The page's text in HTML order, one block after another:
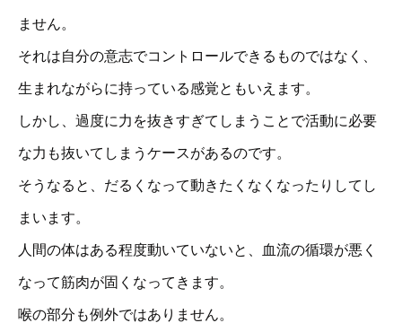
ません。
それは自分の意志でコントロールできるものではなく、
生まれながらに持っている感覚ともいえます。
しかし、過度に力を抜きすぎてしまうことで活動に必要
な力も抜いてしまうケースがあるのです。
そうなると、だるくなって動きたくなくなったりしてし
まいます。
人間の体はある程度動いていないと、血流の循環が悪く
なって筋肉が固くなってきます。
喉の部分も例外ではありません。